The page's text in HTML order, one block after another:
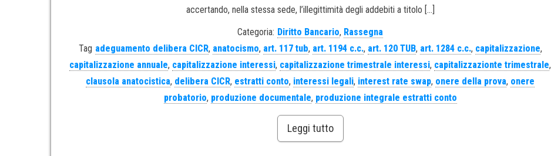
accertando, nella stessa sede, l’illegittimità degli addebiti a titolo […]
Categoria: Diritto Bancario, Rassegna
Tag adeguamento delibera CICR, anatocismo, art. 117 tub, art. 1194 c.c., art. 120 TUB, art. 1284 c.c., capitalizzazione,
capitalizzazione annuale, capitalizzazione interessi, capitalizzazione trimestrale interessi, capitalizzazionte trimestrale,
clausola anatocistica, delibera CICR, estratti conto, interessi legali, interest rate swap, onere della prova, onere
probatorio, produzione documentale, produzione integrale estratti conto
Leggi tutto